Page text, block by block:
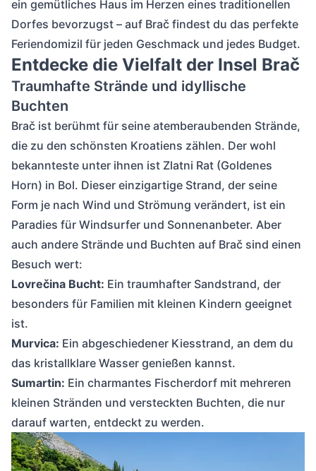
ein gemütliches Haus im Herzen eines traditionellen
Dorfes bevorzugst – auf Brač findest du das perfekte
Feriendomizil für jeden Geschmack und jedes Budget.
Entdecke die Vielfalt der Insel Brač
Traumhafte Strände und idyllische
Buchten
Brač ist berühmt für seine atemberaubenden Strände,
die zu den schönsten Kroatiens zählen. Der wohl
bekannteste unter ihnen ist Zlatni Rat (Goldenes
Horn) in Bol. Dieser einzigartige Strand, der seine
Form je nach Wind und Strömung verändert, ist ein
Paradies für Windsurfer und Sonnenanbeter. Aber
auch andere Strände und Buchten auf Brač sind einen
Besuch wert:
Lovrečina Bucht: Ein traumhafter Sandstrand, der
besonders für Familien mit kleinen Kindern geeignet
ist.
Murvica: Ein abgeschiedener Kiesstrand, an dem du
das kristallklare Wasser genießen kannst.
Sumartin: Ein charmantes Fischerdorf mit mehreren
kleinen Stränden und versteckten Buchten, die nur
darauf warten, entdeckt zu werden.